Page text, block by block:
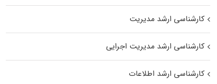
کارشناسی ارشد مدیریت
کارشناسی ارشد مدیریت اجرایی
کارشناسی ارشد اطلاعات